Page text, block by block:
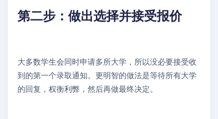
第二步：做出选择并接受报价
大多数学生会同时申请多所大学，所以没必要接受收
到的第一个录取通知。更明智的做法是等待所有大学
的回复，权衡利弊，然后再做最终决定。